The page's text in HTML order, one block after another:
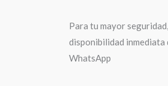
Para tu mayor
disponibilidad
WhatsApp